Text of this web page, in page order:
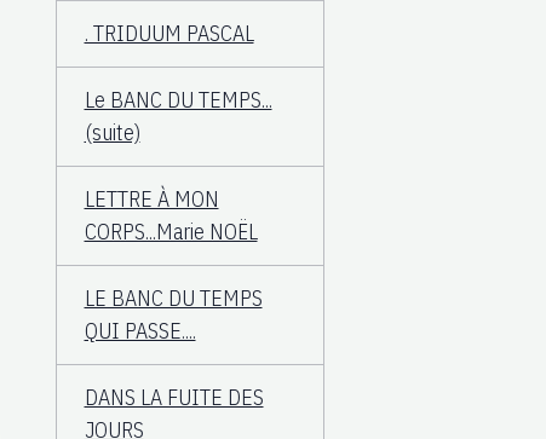
. TRIDUUM PASCAL
Le BANC DU TEMPS...
(suite)
LETTRE À MON
CORPS...Marie NOËL
LE BANC DU TEMPS
QUI PASSE....
DANS LA FUITE DES
JOURS